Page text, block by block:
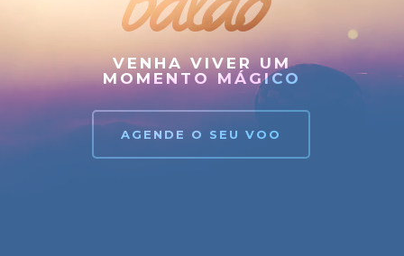
VENHA VIVER UM
MOMENTO MÁGICO
AGENDE O SEU VOO